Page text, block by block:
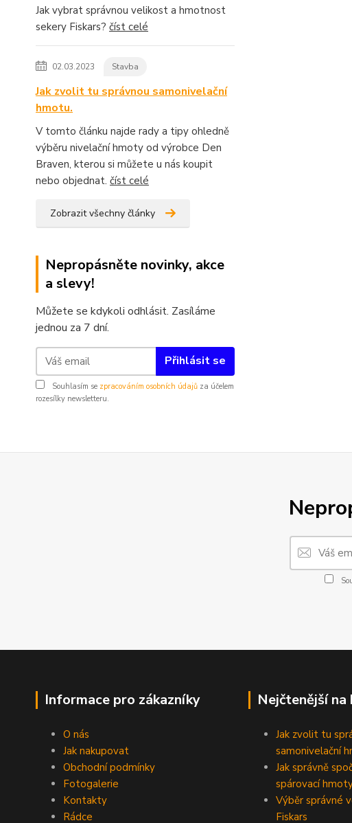
Jak vybrat správnou velikost a hmotnost
sekery Fiskars? číst celé
02.03.2023 Stavba
Jak zvolit tu správnou samonivelační
hmotu.
V tomto článku najde rady a tipy ohledně
výběru nivelační hmoty od výrobce Den
Braven, kterou si můžete u nás koupit
nebo objednat. číst celé
Zobrazit všechny články
Nepropásněte novinky, akce
a slevy!
Můžete se kdykoli odhlásit. Zasíláme
jednou za 7 dní.
Přihlásit se
Souhlasím se zpracováním osobních údajů za účelem
rozesílky newsletteru.
Informace pro zákazníky
O nás
Jak nakupovat
Obchodní podmínky
Fotogalerie
Kontakty
Rádce
Nejčtenější na
Jak zvolit tu
samonivelační
Jak správně
spárovací
Výběr správné
Fiskars